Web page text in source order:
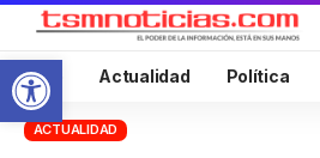
Abrir barra de herramientas
Inicio Actualidad Política
ACTUALIDAD